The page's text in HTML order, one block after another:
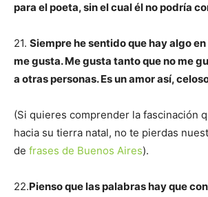
para el poeta, sin el cual él no podría
21. Siempre he sentido que hay algo
me gusta. Me gusta tanto que no me
a otras personas. Es un amor así,
(Si quieres comprender la fascinación
hacia su tierra natal, no te pierdas
de frases de Buenos Aires).
22.Pienso que las palabras hay que